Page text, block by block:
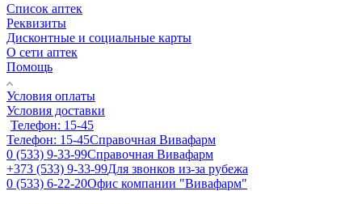
Список аптек
Реквизиты
Дисконтные и социальные карты
О сети аптек
Помощь
Условия оплаты
Условия доставки
Телефон: 15-45
Телефон: 15-45Справочная Вивафарм
0 (533) 9-33-99Справочная Вивафарм
+373 (533) 9-33-99Для звонков из-за рубежа
0 (533) 6-22-20Офис компании "Вивафарм"